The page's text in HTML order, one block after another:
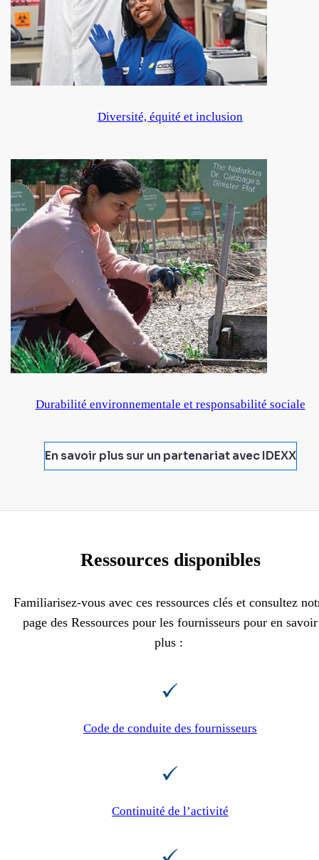
Diversité, équité et inclusion
Durabilité environnementale et responsabilité sociale
En savoir plus sur un partenariat avec IDEXX
Ressources disponibles
Familiarisez-vous avec ces ressources clés et consultez
page des Ressources pour les fournisseurs pour en savoir
plus :
Code de conduite des fournisseurs
Continuité de l’activité